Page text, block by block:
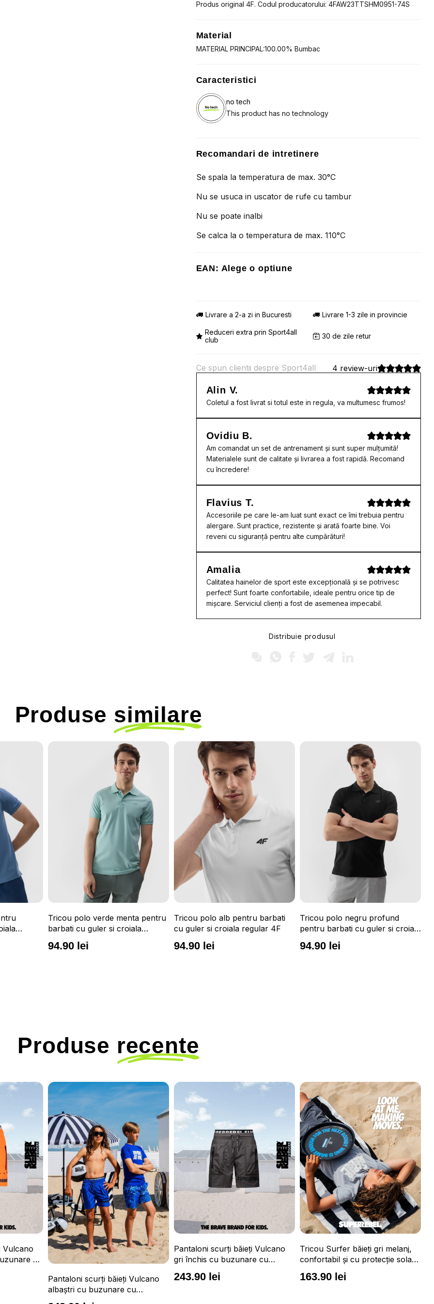
Produs original 4F. Codul producatorului: 4FAW23TTSHM0951-74S
Material
MATERIAL PRINCIPAL:100.00% Bumbac
Caracteristici
no tech
This product has no technology
Recomandari de intretinere
Se spala la temperatura de max. 30°C
Nu se usuca in uscator de rufe cu tambur
Nu se poate inalbi
Se calca la o temperatura de max. 110°C
EAN: Alege o optiune
Livrare a 2-a zi in Bucuresti Livrare 1-3 zile in provincie
Reduceri extra prin Sport4all
club
30 de zile retur
Ce spun clientii despre Sport4all 4 review-uri
Alin V.
Coletul a fost livrat si totul este in regula, va multumesc frumos!
Ovidiu B.
Am comandat un set de antrenament și sunt super mulțumită!
Materialele sunt de calitate și livrarea a fost rapidă. Recomand
cu încredere!
Flavius T.
Accesoriile pe care le-am luat sunt exact ce îmi trebuia pentru
alergare. Sunt practice, rezistente și arată foarte bine. Voi
reveni cu siguranță pentru alte cumpărături!
Amalia
Calitatea hainelor de sport este excepțională și se potrivesc
perfect! Sunt foarte confortabile, ideale pentru orice tip de
mișcare. Serviciul clienți a fost de asemenea impecabil.
Distribuie produsul
Produse similare
Tricou polo verde menta pentru
barbati cu guler si croiala
regular 4F
94.90 lei
Tricou polo alb pentru barbati
cu guler si croiala regular 4F
94.90 lei
Tricou polo negru profund
pentru barbati cu guler si croiala
regular 4F
94.90 lei
Produse recente
Pantaloni scurți băieți Vulcano
gri închis cu buzunare cu
ajustabilă
243.90 lei
Tricou Surfer băieți gri melanj,
confortabil și cu protecție solară
163.90 lei
Tricou Surfer băieți portocaliu